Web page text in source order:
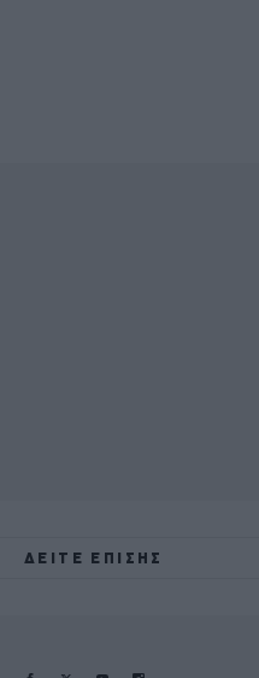
ΔΕΙΤΕ ΕΠΙΣΗΣ